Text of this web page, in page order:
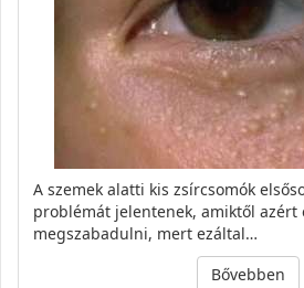
A szemek alatti kis zsírcsomók
problémát jelentenek, amiktől azért
megszabadulni, mert ezáltal…
Bővebben